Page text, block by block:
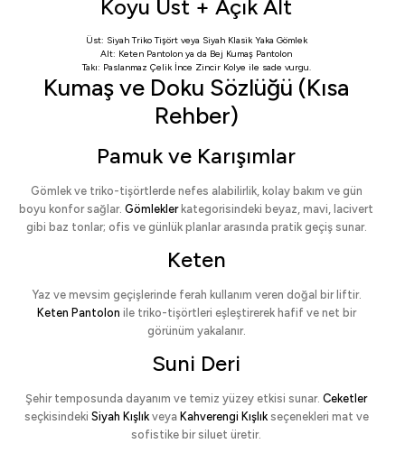
Koyu Üst + Açık Alt
Üst: Siyah Triko Tişörtveya Siyah Klasik Yaka Gömlek
Alt: Keten Pantolon ya da Bej Kumaş Pantolon
Takı: Paslanmaz Çelik İnce Zincir Kolye ile sade vurgu.
Kumaş ve Doku Sözlüğü (Kısa
Rehber)
Pamuk ve Karışımlar
Gömlek ve triko-tişörtlerde nefes alabilirlik, kolay bakım ve gün
boyu konfor sağlar. Gömleklerkategorisindeki beyaz, mavi, lacivert
gibi baz tonlar; ofis ve günlük planlar arasında pratik geçiş sunar.
Keten
Yaz ve mevsim geçişlerinde ferah kullanım veren doğal bir liftir.
Keten Pantolon ile triko-tişörtleri eşleştirerek hafif ve net bir
görünüm yakalanır.
Suni Deri
Şehir temposunda dayanım ve temiz yüzey etkisi sunar. Ceketler
seçkisindeki Siyah Kışlıkveya Kahverengi Kışlıkseçenekleri mat ve
sofistike bir siluet üretir.